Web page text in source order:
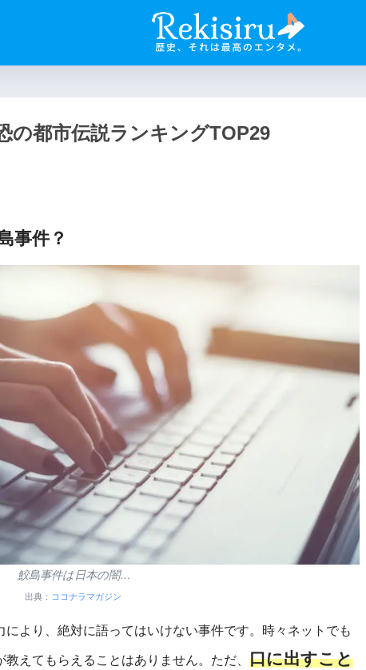
の都市伝説ランキングTOP29
事件？
鮫島事件は日本の闇…
出典： ココナラマガジン
より、絶対に語ってはいけない事件です。時々ネットでも
えてもらえることはありません。ただ、 口に出すこと